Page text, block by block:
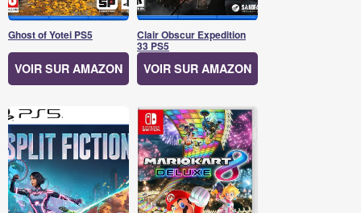
Ghost of Yotei PS5
VOIR SUR AMAZON
Clair Obscur Expedition
33 PS5
VOIR SUR AMAZON